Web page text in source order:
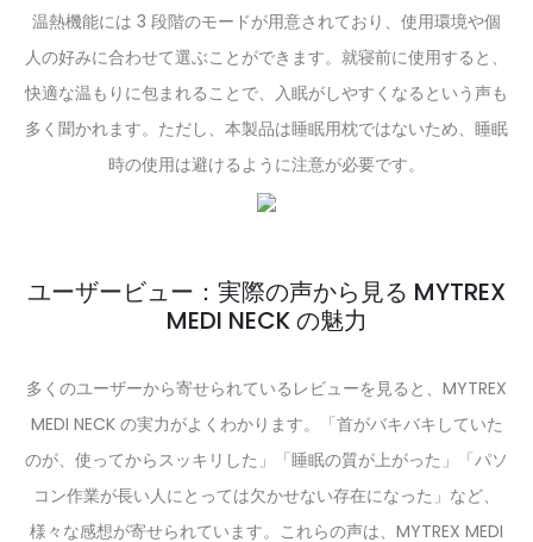
温熱機能には 3 段階のモードが用意されており、使用環境や個
人の好みに合わせて選ぶことができます。就寝前に使用すると、
快適な温もりに包まれることで、入眠がしやすくなるという声も
多く聞かれます。ただし、本製品は睡眠用枕ではないため、睡眠
時の使用は避けるように注意が必要です。
ユーザービュー：実際の声から見る MYTREX
MEDI NECK の魅力
多くのユーザーから寄せられているレビューを見ると、MYTREX
MEDI NECK の実力がよくわかります。「首がバキバキしていた
のが、使ってからスッキリした」「睡眠の質が上がった」「パソ
コン作業が長い人にとっては欠かせない存在になった」など、
様々な感想が寄せられています。これらの声は、MYTREX MEDI